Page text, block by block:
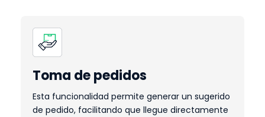
Toma de pedidos
Esta funcionalidad permite generar un sugerido
de pedido, facilitando que llegue directamente